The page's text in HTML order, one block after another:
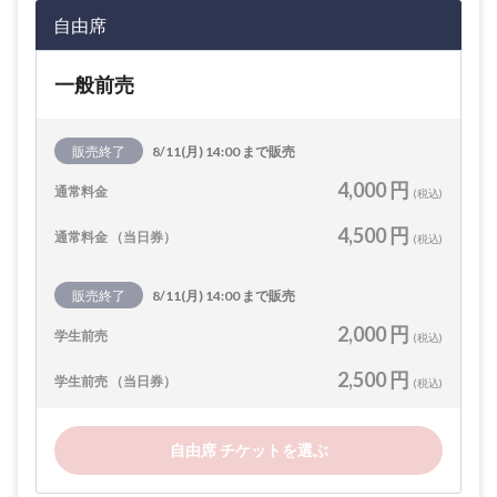
自由席
一般前売
販売終了 8/11(月) 14:00 まで販売
通常料金 4,000 円 (税込)
通常料金 （当日券） 4,500 円 (税込)
販売終了 8/11(月) 14:00 まで販売
学生前売 2,000 円 (税込)
学生前売 （当日券） 2,500 円 (税込)
自由席 チケットを選ぶ